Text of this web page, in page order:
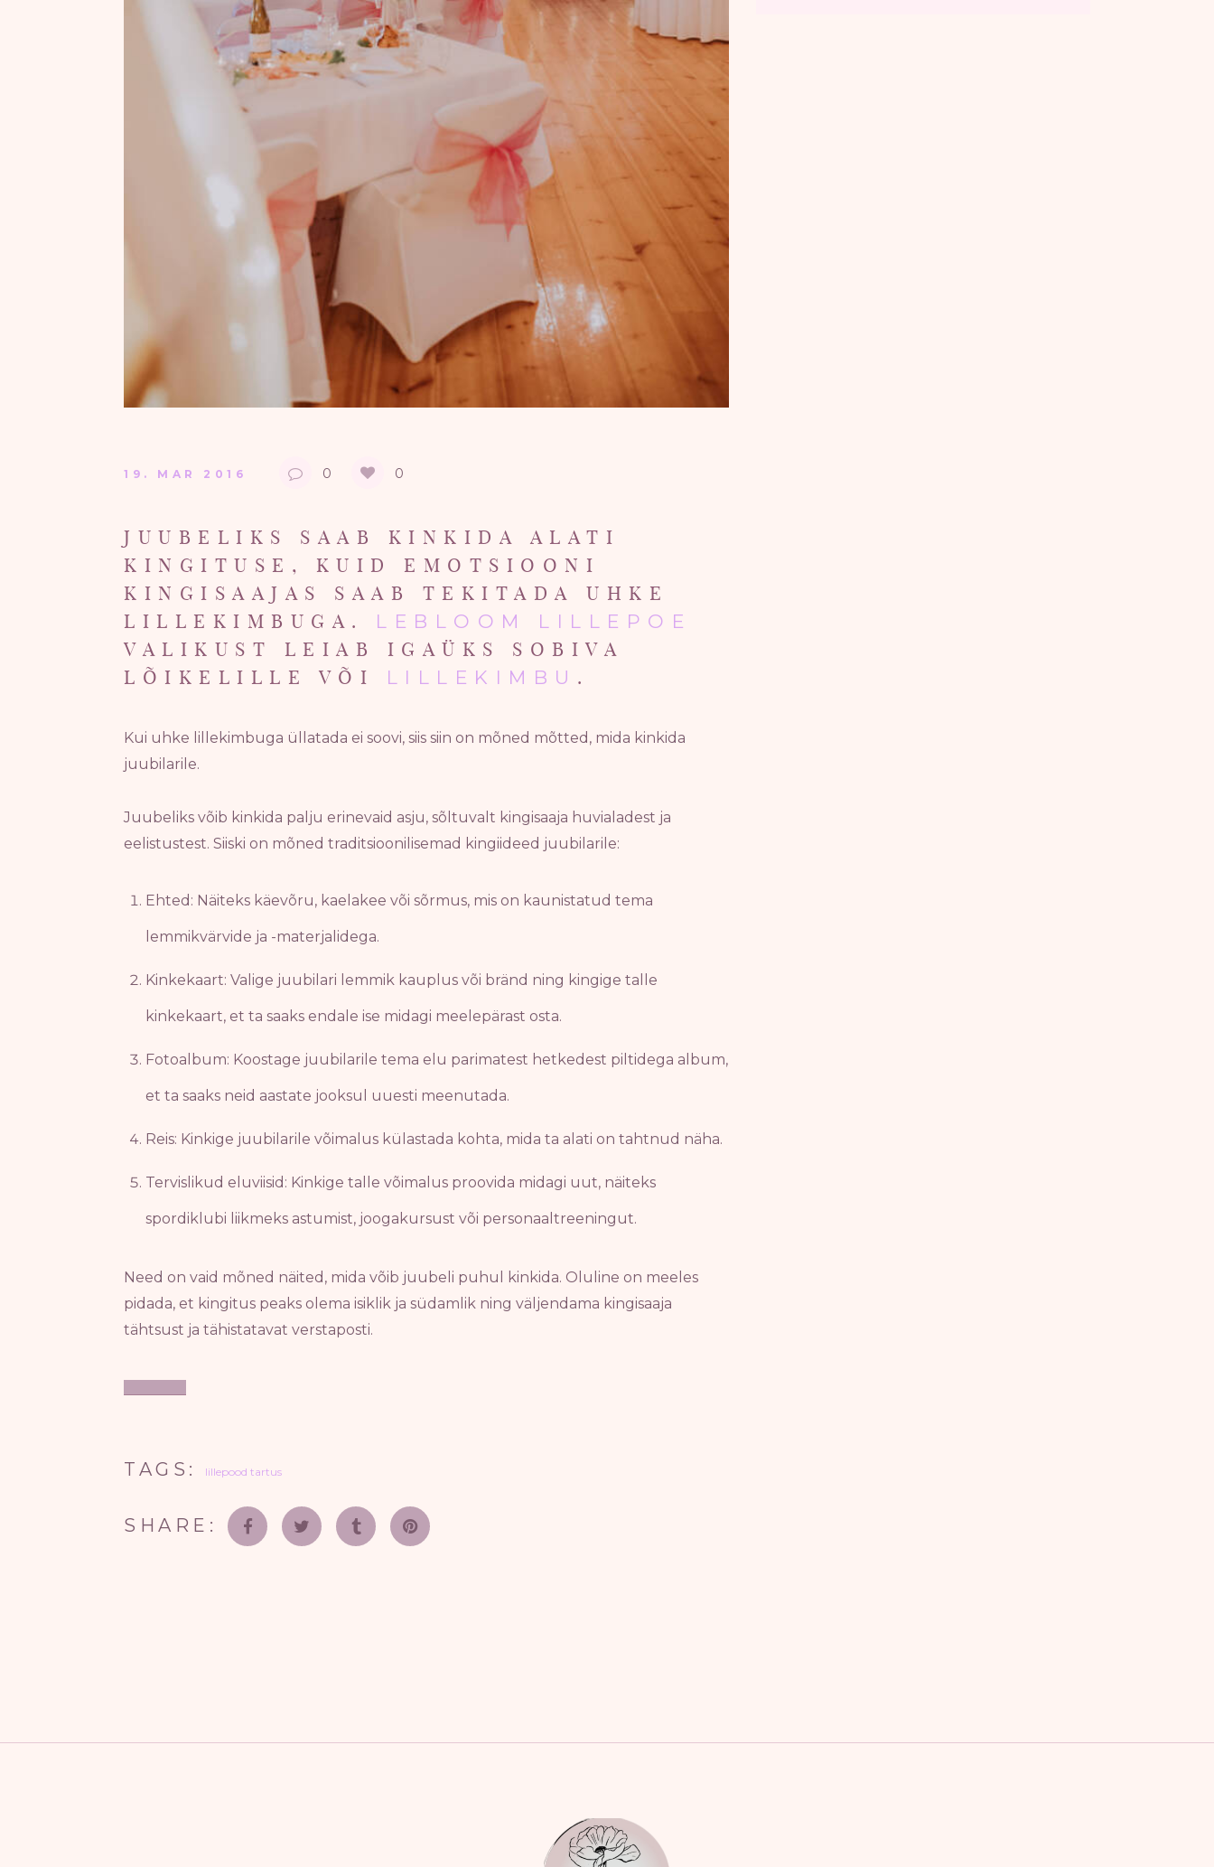
19. MAR 2016 0 0
JUUBELIKS SAAB KINKIDA ALATI
KINGITUSE, KUID EMOTSIOONI
KINGISAAJAS SAAB TEKITADA UHKE
LILLEKIMBUGA.
LEBLOOM LILLEPOE
VALIKUST LEIAB IGAÜKS SOBIVA
LÕIKELILLE VÕI
LILLEKIMBU .
Kui uhke lillekimbuga üllatada ei soovi, siis siin on mõned mõtted, mida kinkida
juubilarile.
Juubeliks võib kinkida palju erinevaid asju, sõltuvalt kingisaaja huvialadest ja
eelistustest. Siiski on mõned traditsioonilisemad kingiideed juubilarile:
Ehted: Näiteks käevõru, kaelakee või sõrmus, mis on kaunistatud tema
lemmikvärvide ja -materjalidega.
Kinkekaart: Valige juubilari lemmik kauplus või bränd ning kingige talle
kinkekaart, et ta saaks endale ise midagi meelepärast osta.
Fotoalbum: Koostage juubilarile tema elu parimatest hetkedest piltidega album,
et ta saaks neid aastate jooksul uuesti meenutada.
Reis: Kinkige juubilarile võimalus külastada kohta, mida ta alati on tahtnud näha.
Tervislikud eluviisid: Kinkige talle võimalus proovida midagi uut, näiteks
spordiklubi liikmeks astumist, joogakursust või personaaltreeningut.
Need on vaid mõned näited, mida võib juubeli puhul kinkida. Oluline on meeles
pidada, et kingitus peaks olema isiklik ja südamlik ning väljendama kingisaaja
tähtsust ja tähistatavat verstaposti.
TAGS: lillepood tartus
SHARE: